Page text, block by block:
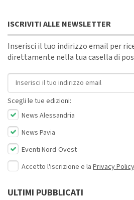
ISCRIVITI ALLE NEWSLETTER
Inserisci il tuo indirizzo email per
direttamente nella tua casella di
Indirizzo email
Scegli le tue edizioni:
News Alessandria
News Pavia
Eventi Nord-Ovest
Accetto l'iscrizione e la Privacy Policy
ULTIMI PUBBLICATI